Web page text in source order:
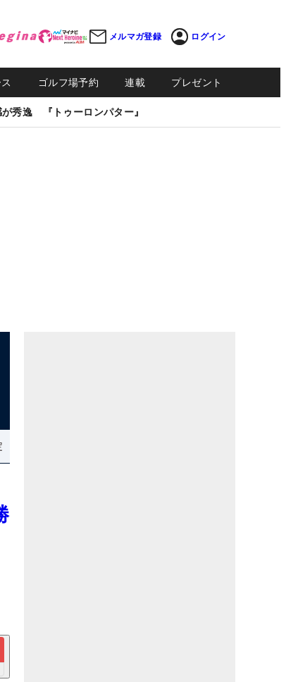
メルマガ登録 ログイン
ゴルフ場予約 連載 プレゼント
秀逸 『トゥーロンパター』